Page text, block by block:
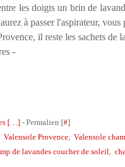
les doigts un brin de
à passer l'aspirateur,
il reste les sachets de
-
[…] - Permalien [#]
Valensole Provence, Valensole
de lavandes coucher de soleil,